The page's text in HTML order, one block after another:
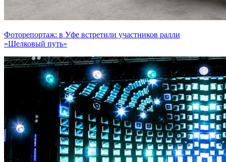
Фоторепортаж: в Уфе встретили участников ралли
«Шелковый путь»